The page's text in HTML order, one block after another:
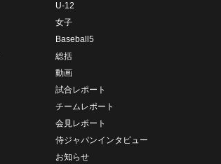
U-12
女子
Baseball5
総括
動画
試合レポート
チームレポート
会見レポート
侍ジャパンインタビュー
お知らせ